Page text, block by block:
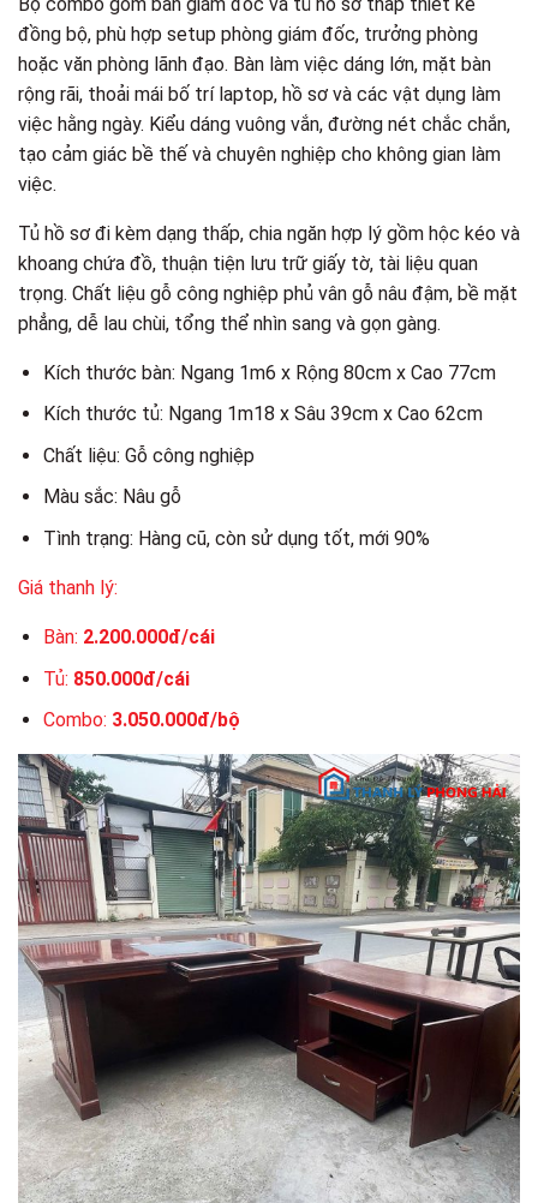
đồng bộ, phù hợp setup phòng giám đốc, trưởng phòng
hoặc văn phòng lãnh đạo. Bàn làm việc dáng lớn, mặt bàn
rộng rãi, thoải mái bố trí laptop, hồ sơ và các vật dụng làm
việc hằng ngày. Kiểu dáng vuông vắn, đường nét chắc chắn,
tạo cảm giác bề thế và chuyên nghiệp cho không gian làm
việc.
Tủ hồ sơ đi kèm dạng thấp, chia ngăn hợp lý gồm hộc kéo và
khoang chứa đồ, thuận tiện lưu trữ giấy tờ, tài liệu quan
trọng. Chất liệu gỗ công nghiệp phủ vân gỗ nâu đậm, bề mặt
phẳng, dễ lau chùi, tổng thể nhìn sang và gọn gàng.
Kích thước bàn: Ngang 1m6 x Rộng 80cm x Cao 77cm
Kích thước tủ: Ngang 1m18 x Sâu 39cm x Cao 62cm
Chất liệu: Gỗ công nghiệp
Màu sắc: Nâu gỗ
Tình trạng: Hàng cũ, còn sử dụng tốt, mới 90%
Giá thanh lý:
Bàn: 2.200.000đ/cái
Tủ: 850.000đ/cái
Combo: 3.050.000đ/bộ